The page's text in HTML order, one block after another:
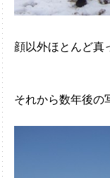
顔以外ほとんど真
それから数年後の